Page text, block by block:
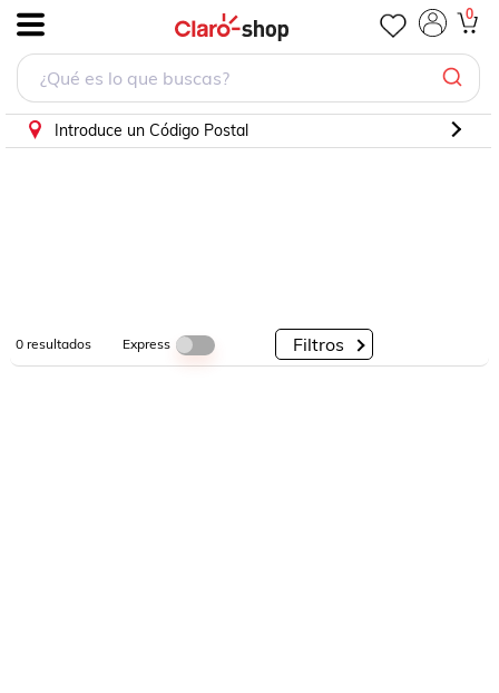
0
Introduce un Código Postal
0resultados Express Filtros
PorCategorías
PorMarcas
PorDescuento